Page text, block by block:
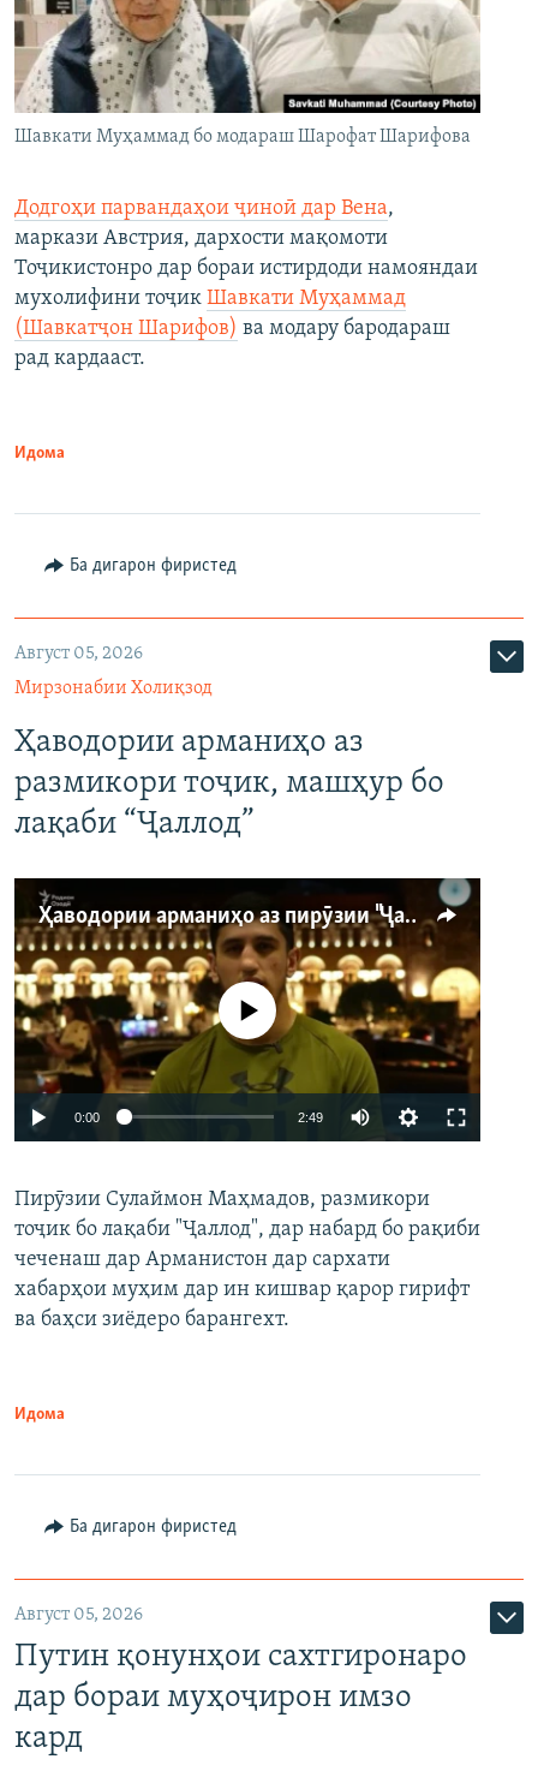
Шавкати Муҳаммад бо модараш Шарофат Шарифова
Додгоҳи парвандаҳои ҷиноӣ дар Вена,
маркази Австрия, дархости мақомоти
Тоҷикистонро дар бораи истирдоди намояндаи
мухолифини тоҷик Шавкати Муҳаммад
(Шавкатҷон Шарифов) ва модару бародараш
рад кардааст.
Идома
Ба дигарон фиристед
Август 05, 2026
Мирзонабии Холиқзод
Ҳаводории арманиҳо аз
размикори тоҷик, машҳур бо
лақаби “Ҷаллод”
Ҳаводории арманиҳо аз пирӯзии "Ҷаллод"-и тоҷик
Auto 240p 360p 480p
720p 1080p
Феълан кор намекунад
0:00 2:49
360p
480p
Пирӯзии Сулаймон Маҳмадов, размикори
тоҷик бо лақаби "Ҷаллод", дар набард бо рақиби
чеченаш дар Арманистон дар сархати
хабарҳои муҳим дар ин кишвар қарор гирифт
ва баҳси зиёдеро барангехт.
Идома
Ба дигарон фиристед
Август 05, 2026
Путин қонунҳои сахтгиронаро
дар бораи муҳоҷирон имзо
кард